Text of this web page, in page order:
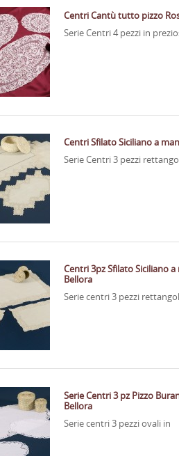
Centri Cantù tutto pizzo
Serie Centri 4 pezzi in
Centri Sfilato Siciliano a
Serie Centri 3 pezzi
Centri 3pz Sfilato Siciliano
Bellora
Serie centri 3 pezzi
Serie Centri 3 pz Pizzo
Bellora
Serie centri 3 pezzi ovali in